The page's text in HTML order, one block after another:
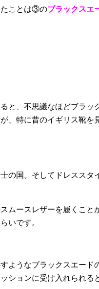
たことは③のブラックスエ
と、不思議なほどブラ
、特に昔のイギリス靴
の国。そしてドレスス
ムースレザーを履くこ
いです。
ようなブラックスエード
ションに受け入れられる